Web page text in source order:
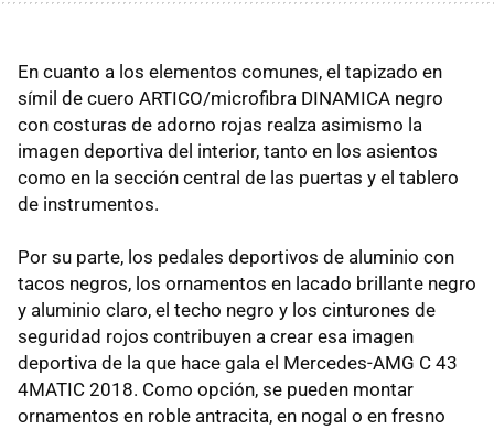
En cuanto a los elementos comunes, el tapizado en
símil de cuero ARTICO/microfibra DINAMICA negro
con costuras de adorno rojas realza asimismo la
imagen deportiva del interior, tanto en los asientos
como en la sección central de las puertas y el tablero
de instrumentos.
Por su parte, los pedales deportivos de aluminio con
tacos negros, los ornamentos en lacado brillante negro
y aluminio claro, el techo negro y los cinturones de
seguridad rojos contribuyen a crear esa imagen
deportiva de la que hace gala el Mercedes-AMG C 43
4MATIC 2018. Como opción, se pueden montar
ornamentos en roble antracita, en nogal o en fresno